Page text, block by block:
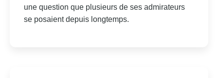
une question que plusieurs de ses admirateurs
se posaient depuis longtemps.